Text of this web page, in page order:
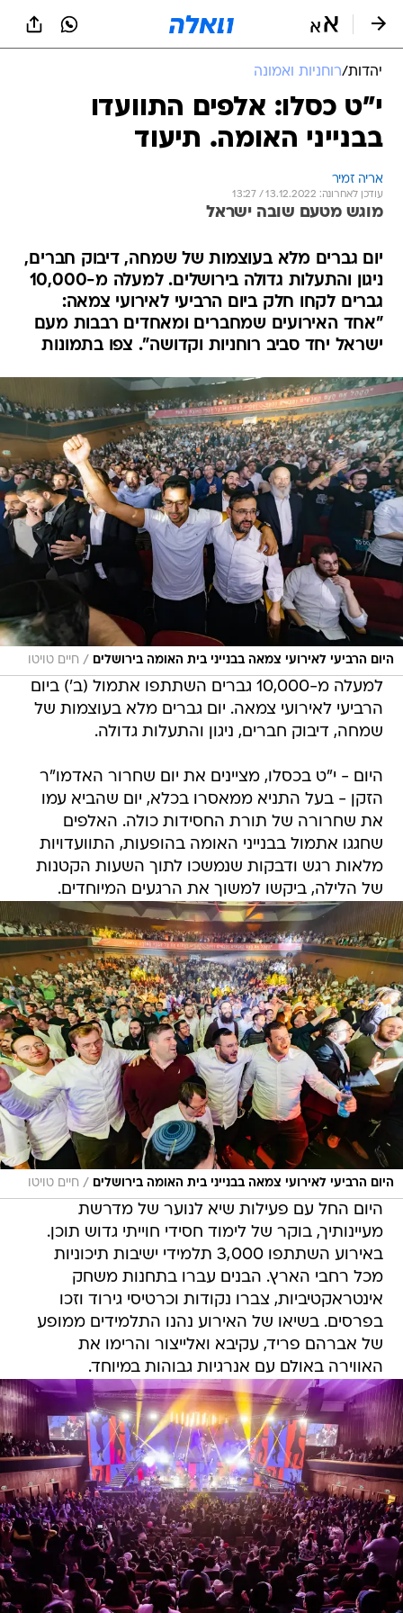
יהדות/רוחניות ואמונה
י"ט כסלו: אלפים התוועדו
בבנייני האומה. תיעוד
אריה זמיר
עודכן לאחרונה: 13.12.2022 / 13:27
מוגש מטעם שובה ישראל
יום גברים מלא בעוצמות של שמחה, דיבוק חברים,
ניגון והתעלות גדולה בירושלים. למעלה מ-10,000
גברים לקחו חלק ביום הרביעי לאירועי צמאה:
"אחד האירועים שמחברים ומאחדים רבבות מעם
ישראל יחד סביב רוחניות וקדושה". צפו בתמונות
היום הרביעי לאירועי צמאה בבנייני בית האומה בירושלים / חיים טויטו
למעלה מ-10,000 גברים השתתפו אתמול (ב') ביום
הרביעי לאירועי צמאה. יום גברים מלא בעוצמות של
שמחה, דיבוק חברים, ניגון והתעלות גדולה.
היום - י"ט בכסלו, מציינים את יום שחרור האדמו"ר
הזקן - בעל התניא ממאסרו בכלא, יום שהביא עמו
את שחרורה של תורת החסידות כולה. האלפים
שחגגו אתמול בבנייני האומה בהופעות, התוועדויות
מלאות רגש ודבקות שנמשכו לתוך השעות הקטנות
של הלילה, ביקשו למשוך את הרגעים המיוחדים.
היום הרביעי לאירועי צמאה בבנייני בית האומה בירושלים / חיים טויטו
היום החל עם פעילות שיא לנוער של מדרשת
מעיינותיך, בוקר של לימוד חסידי חוייתי גדוש תוכן.
באירוע השתתפו 3,000 תלמידי ישיבות תיכוניות
מכל רחבי הארץ. הבנים עברו בתחנות משחק
אינטראקטיביות, צברו נקודות וכרטיסי גירוד וזכו
בפרסים. בשיאו של האירוע נהנו התלמידים ממופע
של אברהם פריד, עקיבא ואלייצור והרימו את
האווירה באולם עם אנרגיות גבוהות במיוחד.